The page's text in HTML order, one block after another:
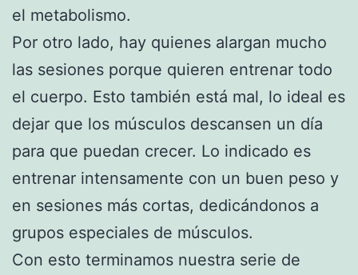
el metabolismo.
Por otro lado, hay quienes alargan mucho
las sesiones porque quieren entrenar todo
el cuerpo. Esto también está mal, lo ideal es
dejar que los músculos descansen un día
para que puedan crecer. Lo indicado es
entrenar intensamente con un buen peso y
en sesiones más cortas, dedicándonos a
grupos especiales de músculos.
Con esto terminamos nuestra serie de